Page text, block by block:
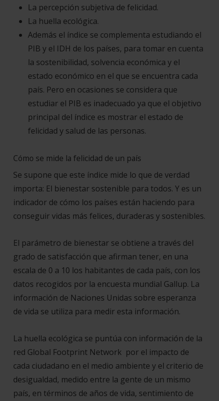
La percepción subjetiva de felicidad.
La huella ecológica.
Además el índice se complementa estudiando el
PIB y el IDH de los países, para tomar en cuenta
la sostenibilidad, solvencia económica y el
estado económico en el que se encuentra cada
país. Pero en ocasiones se considera que
estudiar el PIB es inadecuado ya que el objetivo
principal del índice es mostrar el estado de
felicidad y salud de las personas.
Cómo se mide la felicidad de un país
Se supone que este índice mide lo que de verdad
importa: El bienestar sostenible para todos. Y es un
indicador de cómo los países están haciendo para
conseguir vidas más felices, duraderas y sostenibles.
El parámetro de bienestar se obtiene a través del
grado de satisfacción que afirman tener, en una
escala de 0 a 10 los habitantes de cada país, con los
datos recogidos por la encuesta mundial Gallup. La
información de Naciones Unidas sobre esperanza
de vida se utiliza para medir esta información.
La huella ecológica se puntúa con información de la
red Global Footprint Network por el impacto de
cada ciudadano en el medio ambiente y el criterio de
desigualdad, medido entre la gente de un mismo
país, en términos de años de vida, sentimiento de